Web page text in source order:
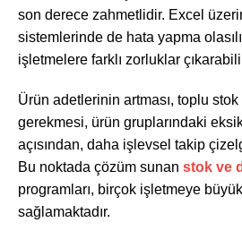
son derece zahmetlidir. Excel
sistemlerinde de hata yapma
işletmelere farklı zorluklar
Ürün adetlerinin artması, toplu
gerekmesi, ürün gruplarındaki
açısından, daha işlevsel takip
Bu noktada çözüm sunan stok ve
programları, birçok işletmeye
sağlamaktadır.